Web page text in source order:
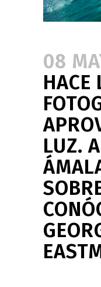
08
HACE
LUZ.